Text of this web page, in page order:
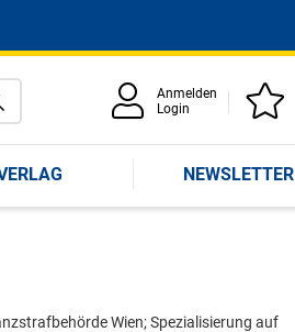
Anmelden
Login
NEWSLETTER
Wien; Spezialisierung auf